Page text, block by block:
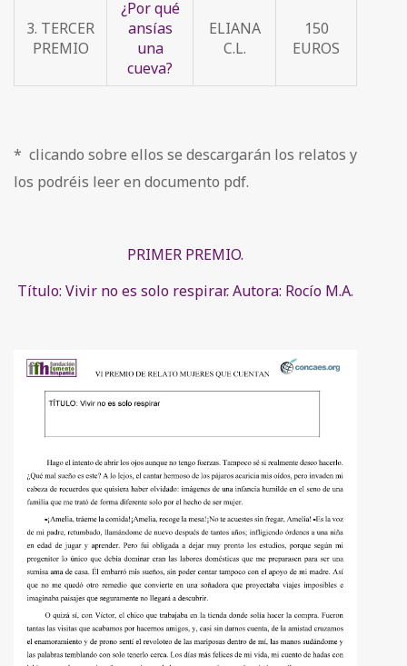
3. TERCER
PREMIO
¿Por qué
ansías
una
cueva?
ELIANA
C.L.
150
EUROS
* clicando sobre ellos se descargarán los relatos y
los podréis leer en documento pdf.
PRIMER PREMIO.
Título: Vivir no es solo respirar. Autora: Rocío M.A.